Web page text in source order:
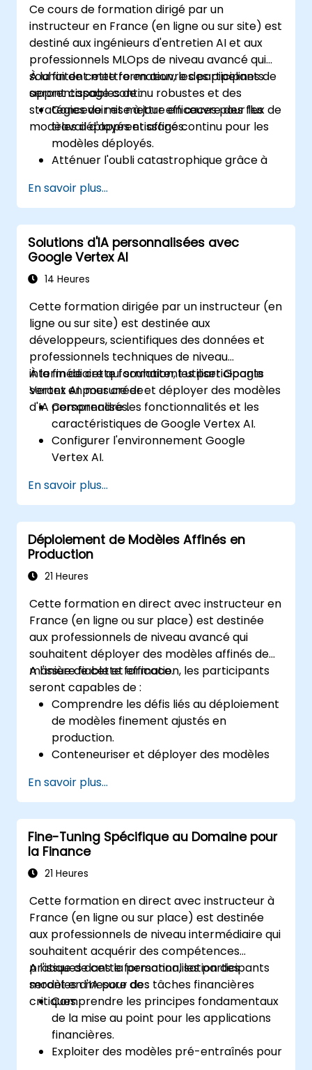
Ce cours de formation dirigé par un
instructeur en France (en ligne ou sur site) est
destiné aux ingénieurs d'entretien AI et aux
professionnels MLOps de niveau avancé qui
souhaitent mettre en œuvre des pipelines de
apprentissage continu robustes et des
stratégies de mise à jour efficaces pour les
modèles déployés et affinés.
À la fin de cette formation, les participants
seront capables de :
Concevoir et mettre en œuvre des flux de
travail d'apprentissage continu pour les
modèles déployés.
Atténuer l'oubli catastrophique grâce à
de la mémoire.
Automatiser le suivi et les déclencheurs
de mise à jour en fonction du drift du
modèle ou des changements de données.
Intégrer des stratégies de mise à jour de
modèles dans les pipelines CI/CD et
En savoir plus...
Solutions d'IA personnalisées avec
Google Vertex AI
14 Heures
Cette formation dirigée par un instructeur (en
ligne ou sur site) est destinée aux
développeurs, scientifiques des données et
professionnels techniques de niveau
intermédiaire qui souhaitent utiliser Google
Vertex AI pour créer et déployer des modèles
d'IA personnalisés.
À la fin de cette formation, les participants
seront en mesure de :
Comprendre les fonctionnalités et les
caractéristiques de Google Vertex AI.
Configurer l'environnement Google
Vertex AI.
personnalisés avec Vertex AI.
Déployer et gérer des modèles IA sur
Google Cloud Platform.
Utiliser les outils de Vertex AI pour
surveiller et optimiser les performances
des modèles.
pour le développement et le déploiement
de modèles d'IA.
En savoir plus...
Déploiement de Modèles Affinés en
Production
21 Heures
Cette formation en direct avec instructeur en
France (en ligne ou sur place) est destinée
aux professionnels de niveau avancé qui
souhaitent déployer des modèles affinés de
manière fiable et efficace.
A l'issue de cette formation, les participants
seront capables de :
Comprendre les défis liés au déploiement
de modèles finement ajustés en
production.
Conteneuriser et déployer des modèles
Kubernetes.
Mettre en œuvre la surveillance et la
journalisation pour les modèles déployés.
Optimiser les modèles pour la latence et
l'extensibilité dans des scénarios réels.
En savoir plus...
Fine-Tuning Spécifique au Domaine pour
la Finance
21 Heures
Cette formation en direct avec instructeur à
France (en ligne ou sur place) est destinée
aux professionnels de niveau intermédiaire qui
souhaitent acquérir des compétences
pratiques dans la personnalisation des
modèles d'IA pour des tâches financières
critiques.
A l'issue de cette formation, les participants
seront en mesure de :
Comprendre les principes fondamentaux
de la mise au point pour les applications
financières.
Exploiter des modèles pré-entraînés pour